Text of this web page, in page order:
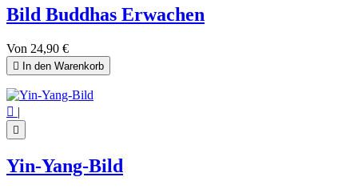
Bild Buddhas Erwachen
Von 24,90 €
 In den Warenkorb
 |

Yin-Yang-Bild